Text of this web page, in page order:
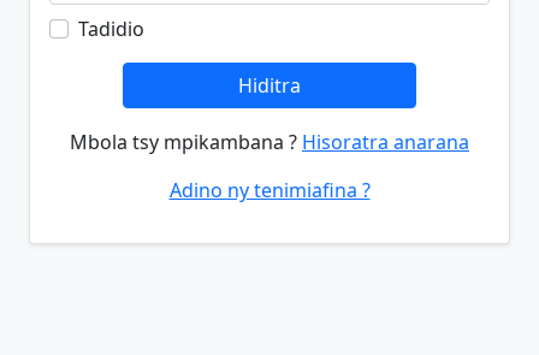
Tadidio
Hiditra
Mbola tsy mpikambana ? Hisoratra anarana
Adino ny tenimiafina ?